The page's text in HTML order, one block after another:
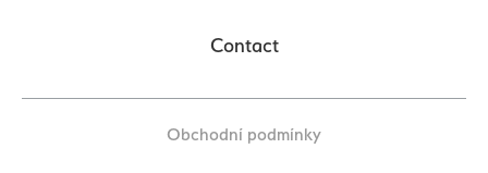
Contact
Obchodní podmínky